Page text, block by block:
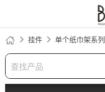
首页
挂件 单个纸巾架系列